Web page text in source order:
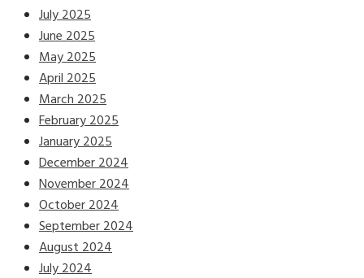
July 2025
June 2025
May 2025
April 2025
March 2025
February 2025
January 2025
December 2024
November 2024
October 2024
September 2024
August 2024
July 2024